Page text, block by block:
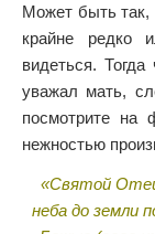
Может быть так,
крайне редко
видеться.
уважал мать,
посмотрите на
нежностью
«Святой
неба до земли